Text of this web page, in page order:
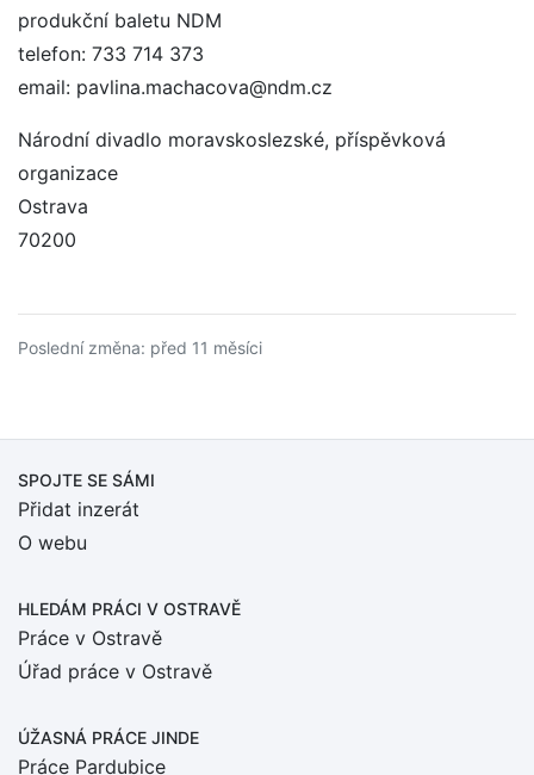
produkční baletu NDM
telefon: 733 714 373
email: pavlina.machacova@ndm.cz
Národní divadlo moravskoslezské, příspěvková
organizace
Ostrava
70200
Poslední změna: před 11 měsíci
SPOJTE SE SÁMI
Přidat inzerát
O webu
HLEDÁM PRÁCI V OSTRAVĚ
Práce v Ostravě
Úřad práce v Ostravě
ÚŽASNÁ PRÁCE JINDE
Práce Pardubice